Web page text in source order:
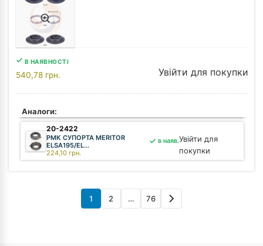
В НАЯВНОСТІ
540,78 грн. Увійти для покупки
Аналоги:
20-2422
РМК СУПОРТА MERITOR
ELSA195/EL...
224,10 грн.
в наяв.Увійти для
покупки
1 2 … 76